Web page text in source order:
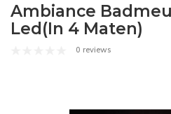
Ambiance
Led(In 4 Maten)
0 reviews